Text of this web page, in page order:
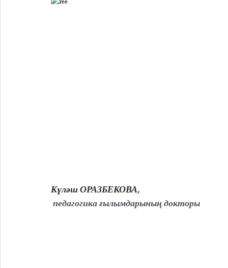
Күләш ОРАЗБЕКОВА,
педагогика ғылымдарының докторы